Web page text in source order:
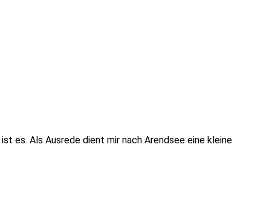
es. Als Ausrede dient mir nach Arendsee eine kleine